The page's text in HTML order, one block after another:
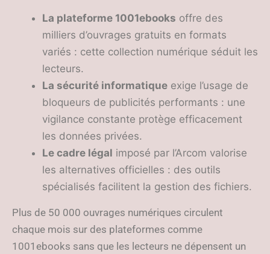
La plateforme 1001ebooks offre des
milliers d’ouvrages gratuits en formats
variés : cette collection numérique séduit les
lecteurs.
La sécurité informatique exige l’usage de
bloqueurs de publicités performants : une
vigilance constante protège efficacement
les données privées.
Le cadre légal imposé par l’Arcom valorise
les alternatives officielles : des outils
spécialisés facilitent la gestion des fichiers.
Plus de 50 000 ouvrages numériques circulent
chaque mois sur des plateformes comme
1001ebooks sans que les lecteurs ne dépensent un